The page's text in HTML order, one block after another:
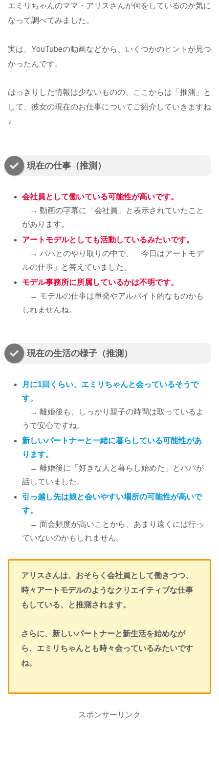
エミリちゃんのママ・アリスさんが何をしているのか気に
なって調べてみました。
実は、YouTubeの動画などから、いくつかのヒントが見つ
かったんです。
はっきりした情報は少ないものの、ここからは「推測」と
して、彼女の現在のお仕事についてご紹介していきますね
♪
現在の仕事（推測）
会社員として働いている可能性が高いです。
→ 動画の字幕に「会社員」と表示されていたこと
があります。
アートモデルとしても活動しているみたいです。
→ パパとのやり取りの中で、「今日はアートモデ
ルの仕事」と答えていました。
モデル事務所に所属しているかは不明です。
→ モデルの仕事は単発やアルバイト的なものかも
しれませんね。
現在の生活の様子（推測）
月に1回くらい、エミリちゃんと会っているそうで
す。
→ 離婚後も、しっかり親子の時間は取っているよ
うで安心ですね。
新しいパートナーと一緒に暮らしている可能性があ
ります。
→ 離婚後に「好きな人と暮らし始めた」とパパが
話していました。
引っ越し先は娘と会いやすい場所の可能性が高いで
す。
→ 面会頻度が高いことから、あまり遠くには行っ
ていないのかもしれません。
アリスさんは、おそらく会社員として働きつつ、
時々アートモデルのようなクリエイティブな仕事
もしている、と推測されます。
さらに、新しいパートナーと新生活を始めなが
ら、エミリちゃんとも時々会っているみたいです
ね。
スポンサーリンク